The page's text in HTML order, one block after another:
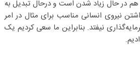
هم در حال زیاد شدن است و درحال تبدیل به
نیروی انسانی مناسب برای مثال در امر
نیفتد. بنابراین ما سعی کردیم یک